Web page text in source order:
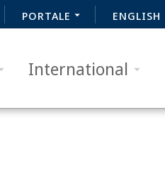
PORTALE ENGLISH
International